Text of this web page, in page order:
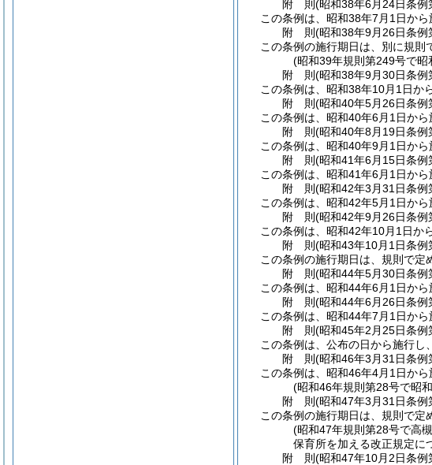
附 則(昭和38年6月24日条例
この条例は、昭和38年7月1日から
附 則(昭和38年9月26日条例
この条例の施行期日は、別に規則
(昭和39年規則第249号で
附 則(昭和38年9月30日条例
この条例は、昭和38年10月1日か
附 則(昭和40年5月26日条例
この条例は、昭和40年6月1日から
附 則(昭和40年8月19日条例
この条例は、昭和40年9月1日から
附 則(昭和41年6月15日条例
この条例は、昭和41年6月1日から
附 則(昭和42年3月31日条例
この条例は、昭和42年5月1日から
附 則(昭和42年9月26日条例
この条例は、昭和42年10月1日か
附 則(昭和43年10月1日条例
この条例の施行期日は、規則で定
附 則(昭和44年5月30日条例
この条例は、昭和44年6月1日から
附 則(昭和44年6月26日条例
この条例は、昭和44年7月1日から
附 則(昭和45年2月25日条例
この条例は、公布の日から施行し
附 則(昭和46年3月31日条例
この条例は、昭和46年4月1日から
(昭和46年規則第28号で昭
附 則(昭和47年3月31日条例
この条例の施行期日は、規則で定
(昭和47年規則第28号で高
保育所を加える改正規定に
附 則(昭和47年10月2日条例